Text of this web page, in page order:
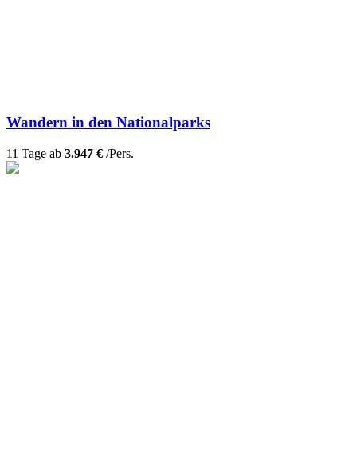
Wandern in den Nationalparks
11 Tage ab 3.947 € /Pers.